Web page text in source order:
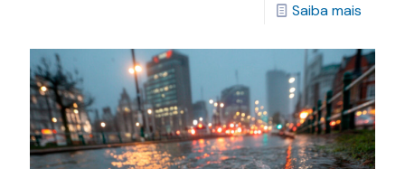
Saiba mais